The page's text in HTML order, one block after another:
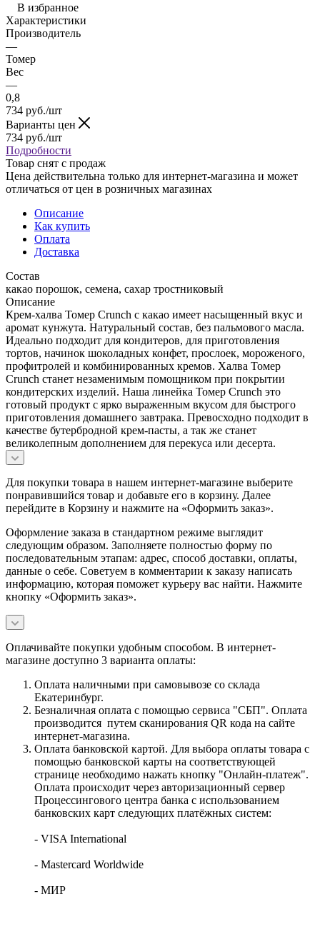
В избранное
Характеристики
Производитель
—
Томер
Вес
—
0,8
734 руб./шт
Варианты цен
734 руб./шт
Подробности
Товар снят с продаж
Цена действительна только для интернет-магазина и может
отличаться от цен в розничных магазинах
Описание
Как купить
Оплата
Доставка
Состав
какао порошок, семена, сахар тростниковый
Описание
Крем-халва Томер Crunch с какао имеет насыщенный вкус и
аромат кунжута. Натуральный состав, без пальмового масла.
Идеально подходит для кондитеров, для приготовления
тортов, начинок шоколадных конфет, прослоек, мороженого,
профитролей и комбинированных кремов. Халва Томер
Crunch станет незаменимым помощником при покрытии
кондитерских изделий. Наша линейка Томер Crunch это
готовый продукт с ярко выраженным вкусом для быстрого
приготовления домашнего завтрака. Превосходно подходит в
качестве бутербродной крем-пасты, а так же станет
великолепным дополнением для перекуса или десерта.
Для покупки товара в нашем интернет-магазине выберите
понравившийся товар и добавьте его в корзину. Далее
перейдите в Корзину и нажмите на «Оформить заказ».
Оформление заказа в стандартном режиме выглядит
следующим образом. Заполняете полностью форму по
последовательным этапам: адрес, способ доставки, оплаты,
данные о себе. Советуем в комментарии к заказу написать
информацию, которая поможет курьеру вас найти. Нажмите
кнопку «Оформить заказ».
Оплачивайте покупки удобным способом. В интернет-
магазине доступно 3 варианта оплаты:
Оплата наличными при самовывозе со склада
Екатеринбург.
Безналичная оплата с помощью сервиса "СБП". Оплата
производится путем сканирования QR кода на сайте
интернет-магазина.
Оплата банковской картой. Для выбора оплаты товара с
помощью банковской карты на соответствующей
странице необходимо нажать кнопку "Онлайн-платеж".
Оплата происходит через авторизационный сервер
Процессингового центра банка с использованием
банковских карт следующих платёжных систем:
- VISA International
- Mastercard Worldwide
- МИР